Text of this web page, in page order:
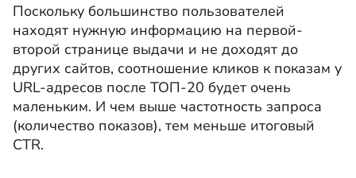
Поскольку большинство пользователей
находят нужную информацию на первой-
второй странице выдачи и не доходят до
других сайтов, соотношение кликов к показам у
URL-адресов после ТОП-20 будет очень
маленьким. И чем выше частотность запроса
(количество показов), тем меньше итоговый
CTR.